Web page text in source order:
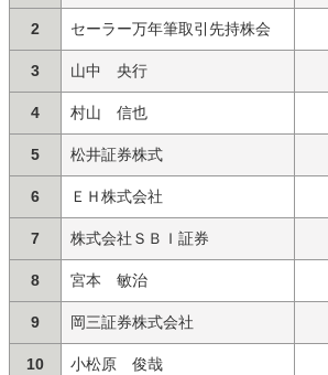
2 セーラー万年筆取引先持株会
3 山中 央行
4 村山 信也
5 松井証券株式
6 ＥＨ株式会社
7 株式会社ＳＢＩ証券
8 宮本 敏治
9 岡三証券株式会社
10 小松原 俊哉